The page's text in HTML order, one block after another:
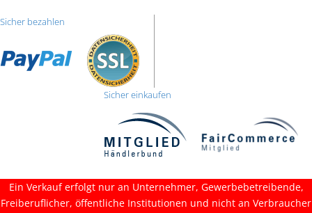
Sicher bezahlen
Sicher einkaufen
Ein Verkauf erfolgt nur an Unternehmer, Gewerbebetreibende,
Freiberuflicher, öffentliche Institutionen und nicht an Verbraucher